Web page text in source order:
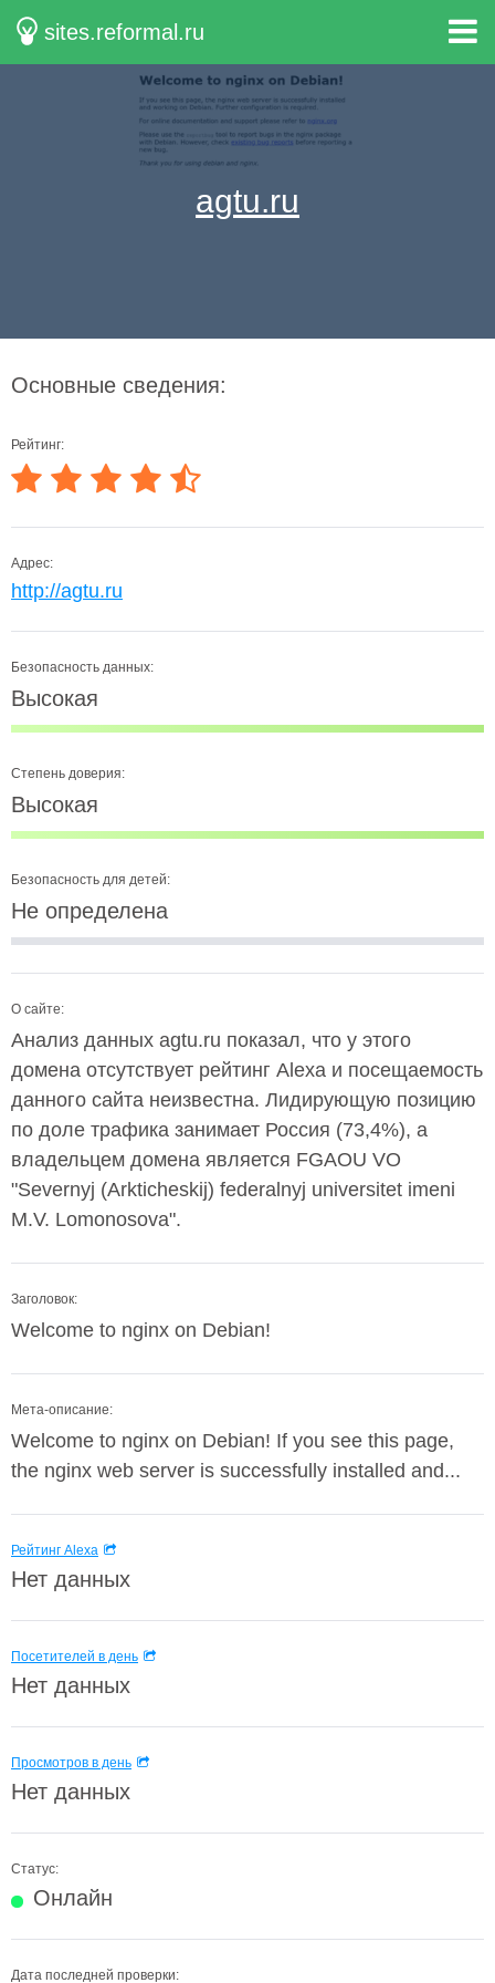
sites.reformal.ru
agtu.ru
Основные сведения:
Рейтинг:
Адрес:
http://agtu.ru
Безопасность данных:
Высокая
Степень доверия:
Высокая
Безопасность для детей:
Не определена
О сайте:
Анализ данных agtu.ru показал, что у этого
домена отсутствует рейтинг Alexa и посещаемость
данного сайта неизвестна. Лидирующую позицию
по доле трафика занимает Россия (73,4%), а
владельцем домена является FGAOU VO
"Severnyj (Arkticheskij) federalnyj universitet imeni
M.V. Lomonosova".
Заголовок:
Welcome to nginx on Debian!
Мета-описание:
Welcome to nginx on Debian! If you see this page,
the nginx web server is successfully installed and...
Рейтинг Alexa
Нет данных
Посетителей в день
Нет данных
Просмотров в день
Нет данных
Статус:
Онлайн
Дата последней проверки: